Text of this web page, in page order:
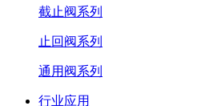
截止阀系列
止回阀系列
通用阀系列
行业应用